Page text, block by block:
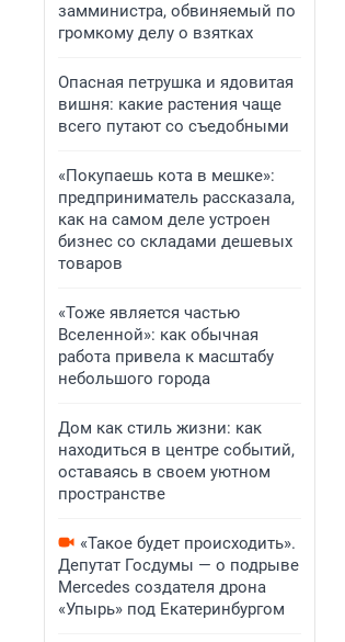
замминистра, обвиняемый по
громкому делу о взятках
Опасная петрушка и ядовитая
вишня: какие растения чаще
всего путают со съедобными
«Покупаешь кота в мешке»:
предприниматель рассказала,
как на самом деле устроен
бизнес со складами дешевых
товаров
«Тоже является частью
Вселенной»: как обычная
работа привела к масштабу
небольшого города
Дом как стиль жизни: как
находиться в центре событий,
оставаясь в своем уютном
пространстве
«Такое будет происходить».
Депутат Госдумы — о подрыве
Mercedes создателя дрона
«Упырь» под Екатеринбургом